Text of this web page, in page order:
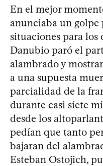
En el mejor
anunciaba un golpe
situaciones para los
Danubio paró el
alambrado y
a una supuesta
parcialidad de la
durante casi siete
desde los
pedían que tanto
bajaran del
Esteban Ostojich,